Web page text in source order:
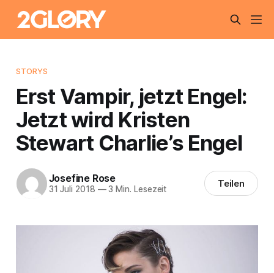
STORYS
Erst Vampir, jetzt Engel:
Jetzt wird Kristen
Stewart Charlie’s Engel
Josefine Rose
31 Juli 2018 —3 Min. Lesezeit Teilen